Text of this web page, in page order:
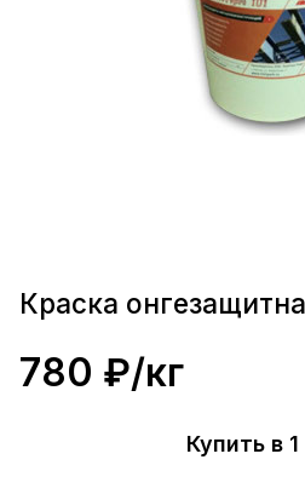
Краска
780 ₽/кг
Купить в